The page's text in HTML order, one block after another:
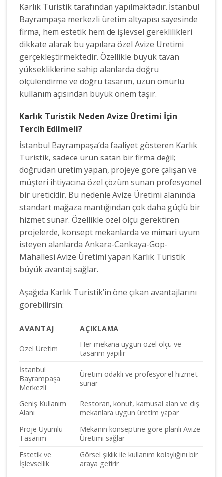
Karlık Turistik tarafından yapılmaktadır. İstanbul
Bayrampaşa merkezli üretim altyapısı sayesinde
firma, hem estetik hem de işlevsel gereklilikleri
dikkate alarak bu yapılara özel Avize Üretimi
gerçekleştirmektedir. Özellikle büyük tavan
yüksekliklerine sahip alanlarda doğru
ölçülendirme ve doğru tasarım, uzun ömürlü
kullanım açısından büyük önem taşır.
Karlık Turistik Neden Avize Üretimi İçin
Tercih Edilmeli?
İstanbul Bayrampaşa’da faaliyet gösteren Karlık
Turistik, sadece ürün satan bir firma değil;
doğrudan üretim yapan, projeye göre çalışan ve
müşteri ihtiyacına özel çözüm sunan profesyonel
bir üreticidir. Bu nedenle Avize Üretimi alanında
standart mağaza mantığından çok daha güçlü bir
hizmet sunar. Özellikle özel ölçü gerektiren
projelerde, konsept mekanlarda ve mimari uyum
isteyen alanlarda Ankara-Cankaya-Gop-
Mahallesi Avize Üretimi yapan Karlık Turistik
büyük avantaj sağlar.
Aşağıda Karlık Turistik’in öne çıkan avantajlarını
görebilirsin:
AVANTAJ AÇIKLAMA
Özel Üretim
Her mekana uygun özel ölçü ve
tasarım yapılır
İstanbul
Bayrampaşa
Merkezli
Üretim odaklı ve profesyonel hizmet
sunar
Geniş Kullanım
Alanı
Restoran, konut, kamusal alan ve dış
mekanlara uygun üretim yapar
Proje Uyumlu
Tasarım
Mekanın konseptine göre planlı Avize
Üretimi sağlar
Estetik ve
İşlevsellik
Görsel şıklık ile kullanım kolaylığını bir
araya getirir